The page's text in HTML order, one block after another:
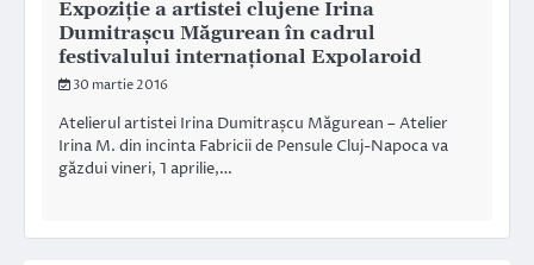
Expoziție a artistei clujene Irina
Dumitrașcu Măgurean în cadrul
festivalului internațional Expolaroid
30 martie 2016
Atelierul artistei Irina Dumitrașcu Măgurean – Atelier
Irina M. din incinta Fabricii de Pensule Cluj-Napoca va
găzdui vineri, 1 aprilie,…